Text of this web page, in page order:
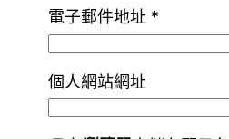
電子郵件地址 *
個人網站網址